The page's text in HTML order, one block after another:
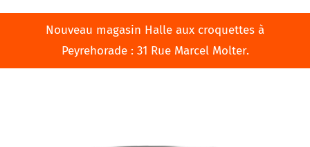
Nouveau magasin Halle aux croquettes à
Peyrehorade : 31 Rue Marcel Molter.